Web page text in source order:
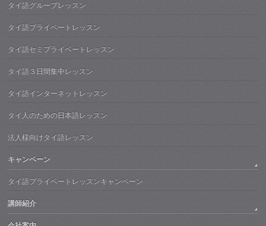
タイ語グループレッスン
タイ語プライベートレッスン
タイ語セミプライベートレッスン
タイ語３日間集中レッスン
タイ語インターネットレッスン
タイ人のための日本語レッスン
法人様向けタイ語レッスン
キャンペーン
タイ語プライベートレッスンキャンペーン
講師紹介